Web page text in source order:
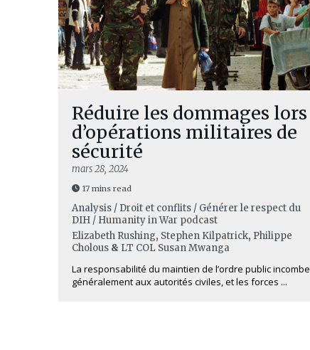
Réduire les dommages lors
d’opérations militaires de
sécurité
mars 28, 2024
17 mins read
Analysis / Droit et conflits / Générer le respect du
DIH / Humanity in War podcast
Elizabeth Rushing, Stephen Kilpatrick, Philippe
Cholous & LT COL Susan Mwanga
La responsabilité du maintien de l’ordre public incombe
généralement aux autorités civiles, et les forces ...